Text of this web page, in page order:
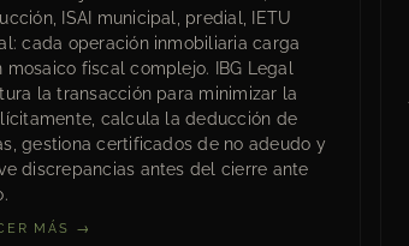
ISAI municipal, predial, IETU
cada operación inmobiliaria carga
mosaico fiscal complejo. IBG Legal
la transacción para minimizar la
calcula la deducción de
gestiona certificados de no adeudo y
discrepancias antes del cierre ante
MÁS →